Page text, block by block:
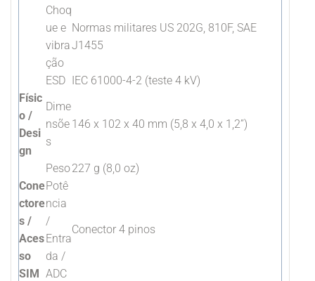
Choq
ue e
vibra
ção
Normas militares US 202G, 810F, SAE
J1455
ESD IEC 61000-4-2 (teste 4 kV)
Físic
o /
Desi
gn
Dime
nsõe
s
146 x 102 x 40 mm (5,8 x 4,0 x 1,2”)
Peso227 g (8,0 oz)
Cone
ctore
s /
Aces
so
SIM
Potê
ncia
/
Entra
da /
ADC
Conector 4 pinos